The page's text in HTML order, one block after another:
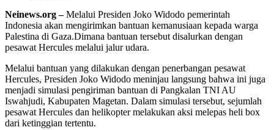
Neinews.org –Melalui Presiden Joko Widodo pemerintah
Indonesia akan mengirimkan bantuan kemanusiaan kepada warga
Palestina di Gaza.Dimana bantuan tersebut disalurkan dengan
pesawat Hercules melalui jalur udara.
Melalui bantuan yang dilakukan dengan penerbangan pesawat
Hercules, Presiden Joko Widodo meninjau langsung bahwa ini juga
menjadi simulasi pengiriman bantuan di Pangkalan TNI AU
Iswahjudi, Kabupaten Magetan. Dalam simulasi tersebut, sejumlah
pesawat Hercules dan helikopter melakukan aksi melepas heli box
dari ketinggian tertentu.